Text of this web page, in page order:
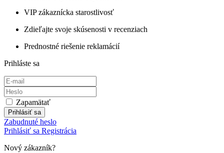
VIP zákaznícka starostlivosť
Zdieľajte svoje skúsenosti v recenziach
Prednostné riešenie reklamácií
Prihláste sa
Zapamätať
Prihlásiť sa
Zabudnuté heslo
Prihlásiť sa Registrácia
Nový zákazník?